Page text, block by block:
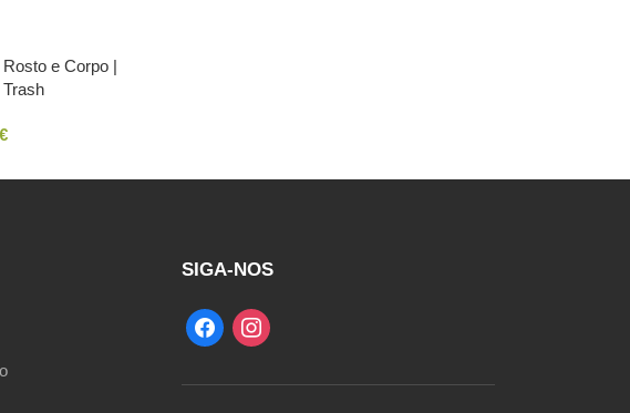
e Corpo |
Trash
SIGA-NOS